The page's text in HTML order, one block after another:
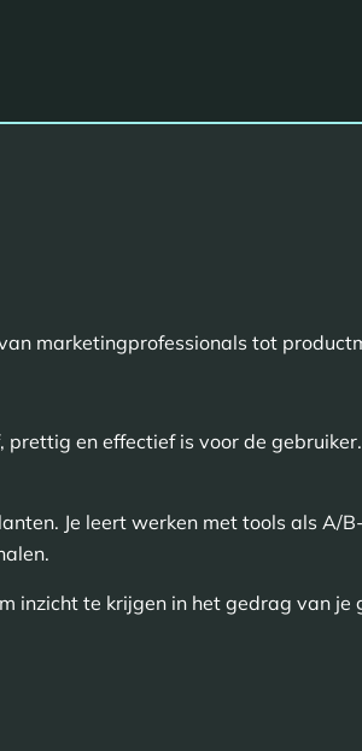
marketingprofessionals tot
en effectief is voor de
Je leert werken met tools als A/
inzicht te krijgen in het gedrag van je